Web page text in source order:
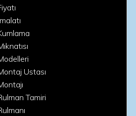
Ustası
Tamiri